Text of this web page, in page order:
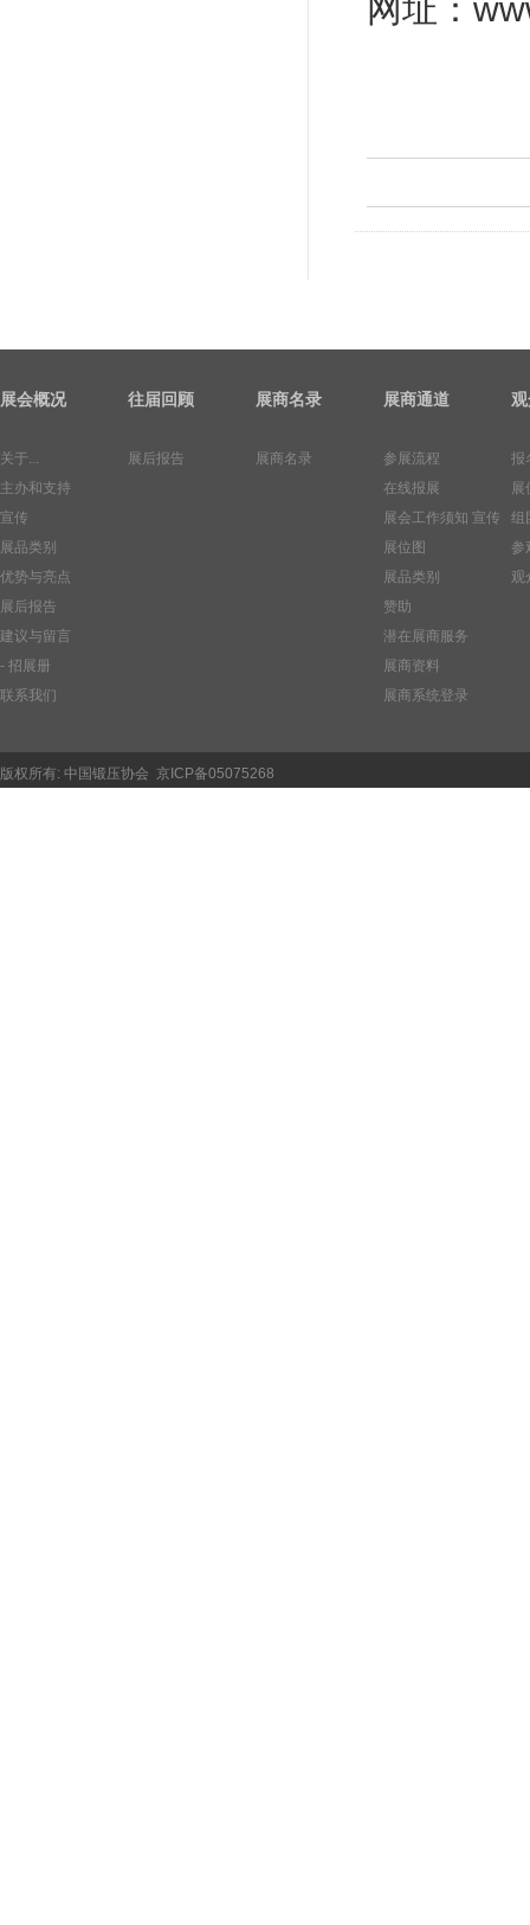
网址：
展会概况
关于...
主办和支持
宣传
展品类别
优势与亮点
展后报告
建议与留言
- 招展册
联系我们
往届回顾
展后报告
展商名录
展商名录
展商通道
参展流程
在线报展
展会工作须知 宣传
展位图
展品类别
赞助
潜在展商服务
展商资料
展商系统登录
报
展
组
参
观
版权所有: 中国锻压协会 京ICP备05075268